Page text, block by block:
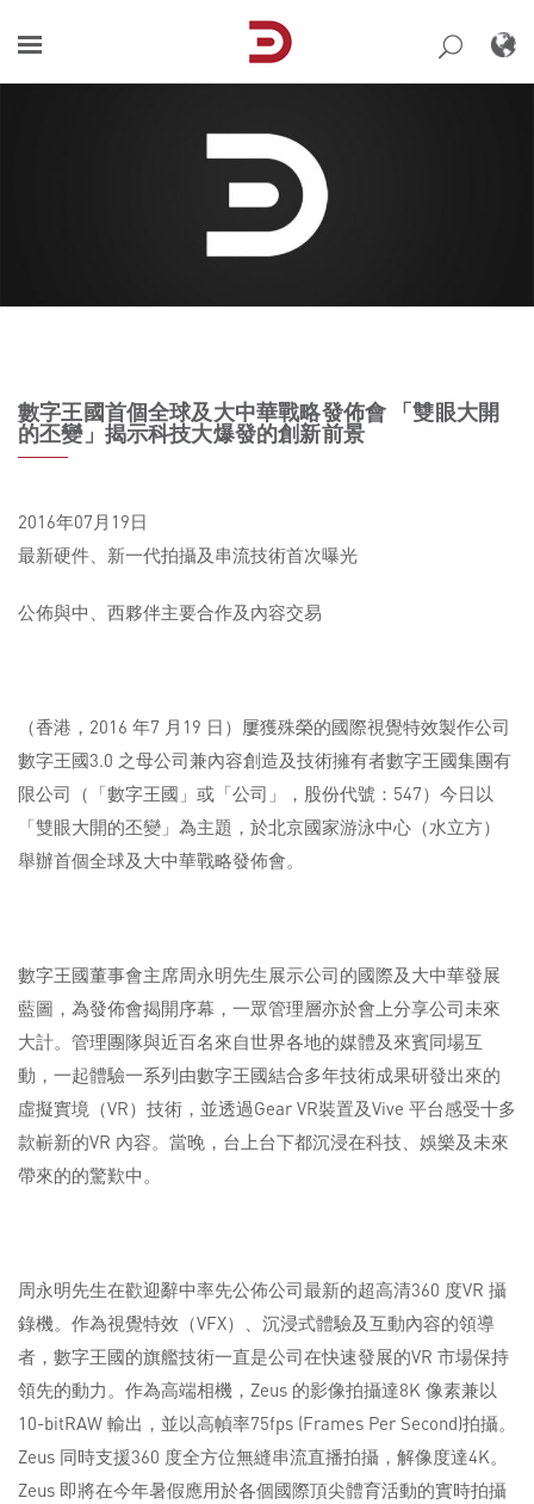
content
數字王國首個全球及大中華戰略發佈會 「雙眼大開
的丕變」揭示科技大爆發的創新前景
2016年07月19日
最新硬件、新一代拍攝及串流技術首次曝光
公佈與中、西夥伴主要合作及內容交易
（香港，2016 年7 月19 日）屢獲殊榮的國際視覺特效製作公司
數字王國3.0 之母公司兼內容創造及技術擁有者數字王國集團有
限公司（「數字王國」或「公司」，股份代號：547）今日以
「雙眼大開的丕變」為主題，於北京國家游泳中心（水立方）
舉辦首個全球及大中華戰略發佈會。
數字王國董事會主席周永明先生展示公司的國際及大中華發展
藍圖，為發佈會揭開序幕，一眾管理層亦於會上分享公司未來
大計。管理團隊與近百名來自世界各地的媒體及來賓同場互
動，一起體驗一系列由數字王國結合多年技術成果研發出來的
虛擬實境（VR）技術，並透過Gear VR裝置及Vive 平台感受十多
款嶄新的VR 內容。當晚，台上台下都沉浸在科技、娛樂及未來
帶來的的驚歎中。
周永明先生在歡迎辭中率先公佈公司最新的超高清360 度VR 攝
錄機。作為視覺特效（VFX）、沉浸式體驗及互動內容的領導
者，數字王國的旗艦技術一直是公司在快速發展的VR 市場保持
領先的動力。作為高端相機，Zeus 的影像拍攝達8K 像素兼以
10-bitRAW 輸出，並以高幀率75fps (Frames Per Second)拍攝。
Zeus 同時支援360 度全方位無縫串流直播拍攝，解像度達4K。
Zeus 即將在今年暑假應用於各個國際頂尖體育活動的實時拍攝